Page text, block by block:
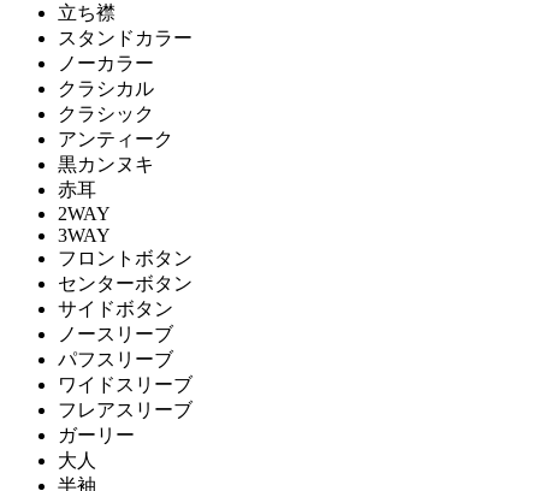
立ち襟
スタンドカラー
ノーカラー
クラシカル
クラシック
アンティーク
黒カンヌキ
赤耳
2WAY
3WAY
フロントボタン
センターボタン
サイドボタン
ノースリーブ
パフスリーブ
ワイドスリーブ
フレアスリーブ
ガーリー
大人
半袖